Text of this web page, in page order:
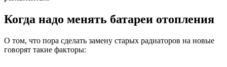
Когда надо менять батареи отопления
О том, что пора сделать замену старых радиаторов на новые
говорят такие факторы: